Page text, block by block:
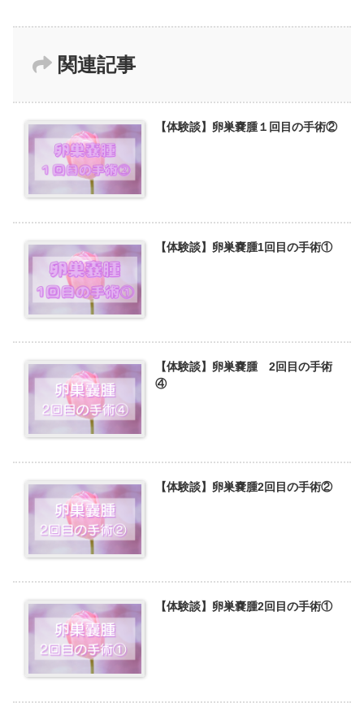
関連記事
【体験談】卵巣嚢腫１回目の手術②
【体験談】卵巣嚢腫1回目の手術①
【体験談】卵巣嚢腫 2回目の手術
④
【体験談】卵巣嚢腫2回目の手術②
【体験談】卵巣嚢腫2回目の手術①